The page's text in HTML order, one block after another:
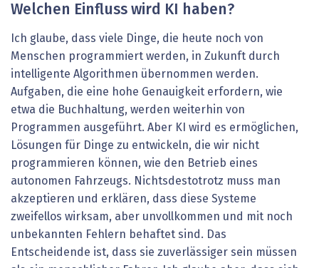
Welchen Einfluss wird KI haben?
Ich glaube, dass viele Dinge, die heute noch von
Menschen programmiert werden, in Zukunft durch
intelligente Algorithmen übernommen werden.
Aufgaben, die eine hohe Genauigkeit erfordern, wie
etwa die Buchhaltung, werden weiterhin von
Programmen ausgeführt. Aber KI wird es ermöglichen,
Lösungen für Dinge zu entwickeln, die wir nicht
programmieren können, wie den Betrieb eines
autonomen Fahrzeugs. Nichtsdestotrotz muss man
akzeptieren und erklären, dass diese Systeme
zweifellos wirksam, aber unvollkommen und mit noch
unbekannten Fehlern behaftet sind. Das
Entscheidende ist, dass sie zuverlässiger sein müssen